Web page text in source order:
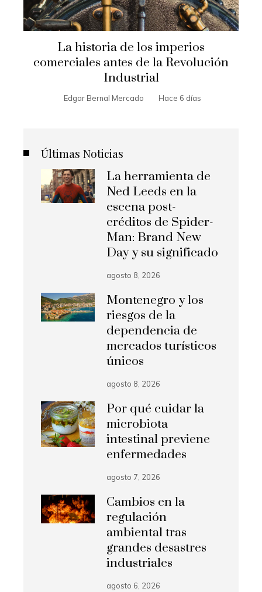
La historia de los imperios
comerciales antes de la Revolución
Industrial
Edgar Bernal Mercado Hace 6 días
Últimas Noticias
La herramienta de
Ned Leeds en la
escena post-
créditos de Spider-
Man: Brand New
Day y su significado
agosto 8, 2026
Montenegro y los
riesgos de la
dependencia de
mercados turísticos
únicos
agosto 8, 2026
Por qué cuidar la
microbiota
intestinal previene
enfermedades
agosto 7, 2026
Cambios en la
regulación
ambiental tras
grandes desastres
industriales
agosto 6, 2026